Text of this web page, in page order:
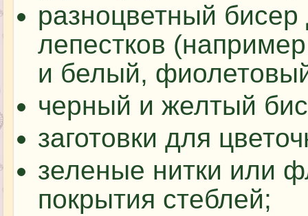
разноцветный бисер
лепестков
и белый,
черный и желтый
заготовки для
зеленые нитки или
покрытия стеблей;